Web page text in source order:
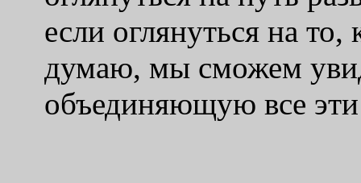
если оглянуться на
думаю, мы сможем
объединяющую все